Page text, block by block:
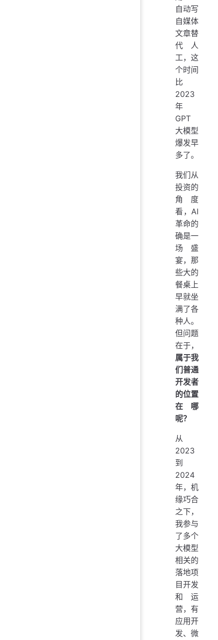
自动写
自媒体
文章替
代人
工，这
个时间
比
2023
年
GPT
大模型
爆发早
多了。
我们从
投资的
角度
看，AI
革命的
确是一
场盛
宴，那
些大的
餐桌上
早就坐
满了各
种人。
但问题
在于，
属于我
们普通
开发者
的位置
在哪
呢？
从
2023
到
2024
年，机
缘巧合
之下，
我参与
了多个
大模型
相关的
落地项
目开发
和运
营，有
应用开
发、微